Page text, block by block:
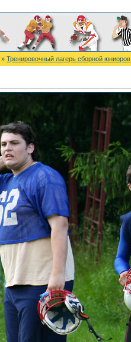
» Тренировочный лагерь сборной юниоров